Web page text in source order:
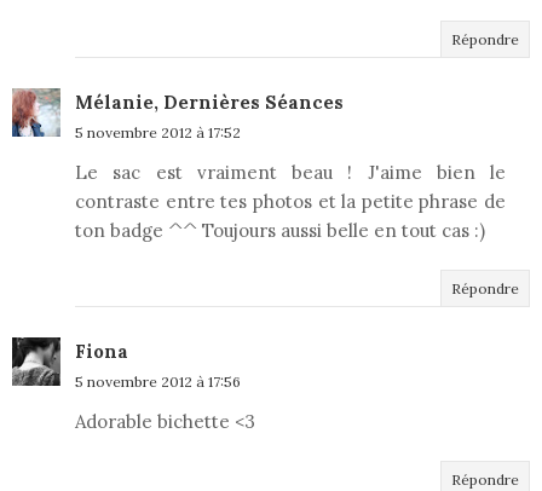
Répondre
Mélanie, Dernières Séances
5 novembre 2012 à 17:52
Le sac est vraiment beau ! J'aime bien le
contraste entre tes photos et la petite phrase de
ton badge ^^ Toujours aussi belle en tout cas :)
Répondre
Fiona
5 novembre 2012 à 17:56
Adorable bichette <3
Répondre